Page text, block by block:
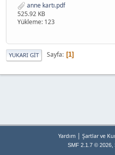
anne kartı.pdf
525.92 KB
Yükleme: 123
YUKARI GIT Sayfa 1
Yardım | Şartlar ve
SMF 2.1.7 © 2026,